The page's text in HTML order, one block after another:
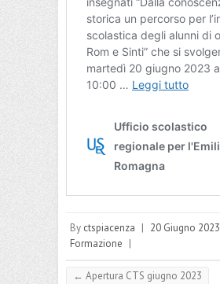
By ctspiacenza | 20 Giugno 2023
Formazione |
← Apertura CTS giugno 2023